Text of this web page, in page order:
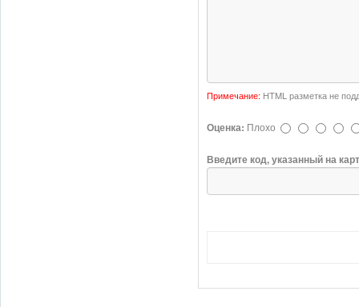
Примечание: HTML разметка не
Оценка: Плохо
Введите код, указанный на